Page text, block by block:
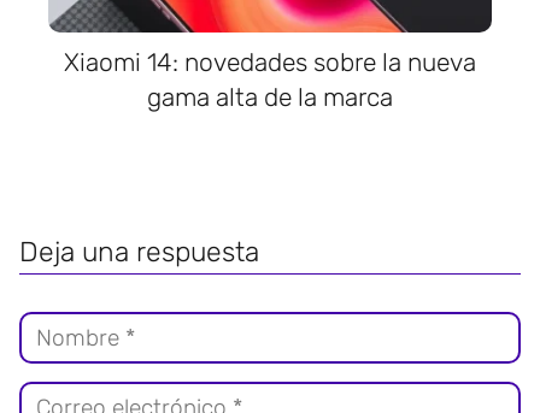
Xiaomi 14: novedades sobre la nueva
gama alta de la marca
Deja una respuesta